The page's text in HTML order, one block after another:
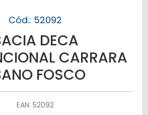
Cód.: 52092
DECA
CARRARA
FOSCO
EAN: 52092